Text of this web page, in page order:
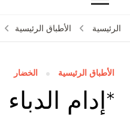
الرئيسية الأطباق الرئيسية
الأطباق الرئيسية الخضار
*إدام الدباء